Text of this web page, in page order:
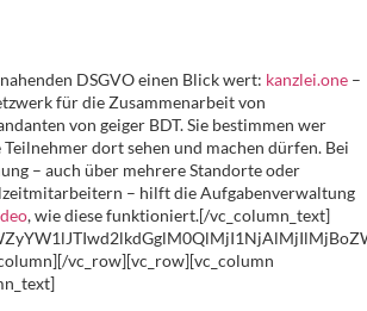
DSGVO einen Blick wert: kanzlei.one –
für die Zusammenarbeit von
von geiger BDT. Sie bestimmen wer
dort sehen und machen dürfen. Bei
– auch über mehrere Standorte oder
– hilft die Aufgabenverwaltung
, wie diese funktioniert.[/vc_column_text]
vc_row][vc_row][vc_column